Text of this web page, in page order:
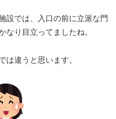
設では、入口の前に立派な門
なり目立ってましたね。
は違うと思います。